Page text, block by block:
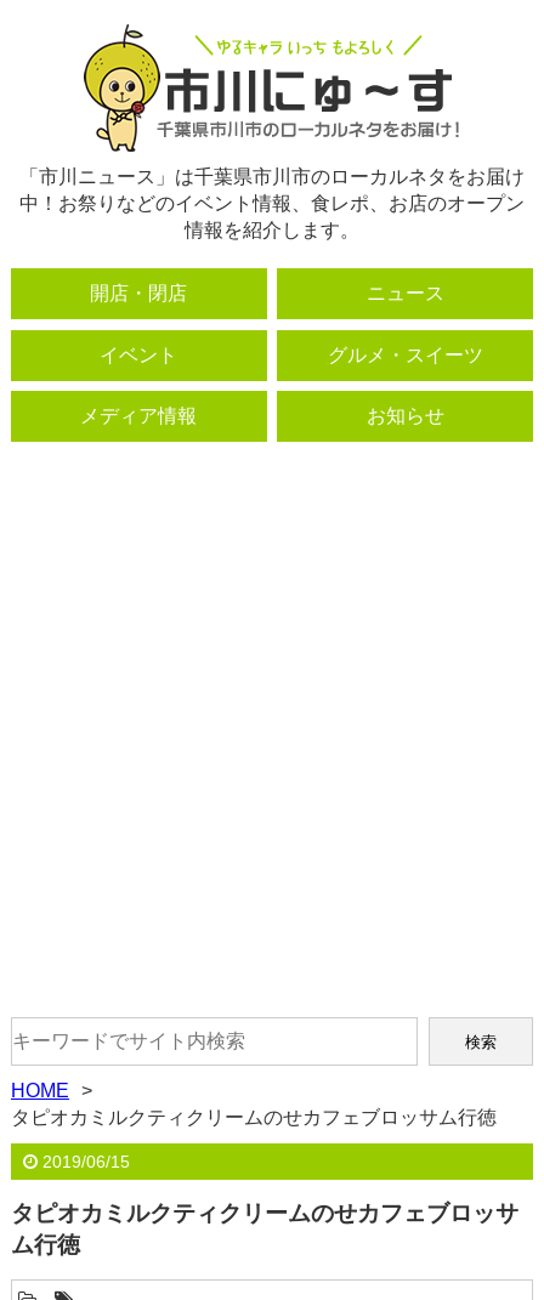
「市川ニュース」は千葉県市川市のローカルネタをお届け
中！お祭りなどのイベント情報、食レポ、お店のオープン
情報を紹介します。
開店・閉店 ニュース
イベント グルメ・スイーツ
メディア情報 お知らせ
HOME
タピオカミルクティクリームのせカフェブロッサム行徳
2019/06/15
タピオカミルクティクリームのせカフェブロッサ
ム行徳